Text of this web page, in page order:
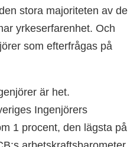
stora majoriteten av de
yrkeserfarenhet. Och
som efterfrågas på
är het.
Ingenjörers
1 procent, den lägsta på